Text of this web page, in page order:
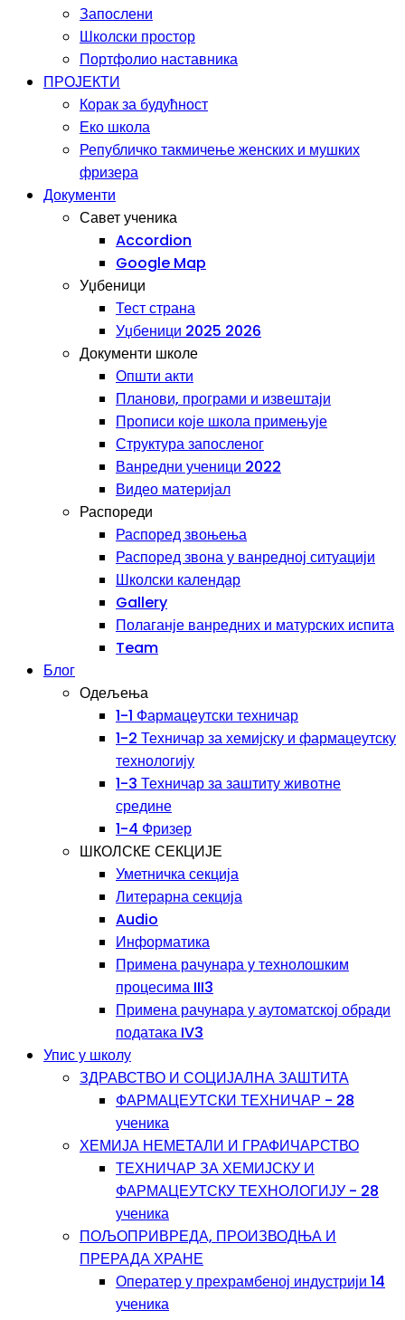
Запослени
Школски простор
Портфолио наставника
ПРОЈЕКТИ
Корак за будућност
Еко школа
Републичко такмичење женских и мушких
фризера
Документи
Савет ученика
Accordion
Google Map
Уџбеници
Тест страна
Уџбеници 2025 2026
Документи школе
Општи акти
Планови, програми и извештаји
Прописи које школа примењује
Структура запосленог
Ванредни ученици 2022
Видео материјал
Распореди
Распоред звоњења
Распоред звона у ванредној ситуацији
Школски календар
Gallery
Полаганје ванредних и матурских испита
Team
Блог
Одељења
1-1 Фармацеутски техничар
1-2 Техничар за хемијску и фармацеутску
технологију
1-3 Техничар за заштиту животне
средине
1-4 Фризер
ШКОЛСКЕ СЕКЦИЈЕ
Уметничка секција
Литерарна секција
Audio
Информатика
Примена рачунара у технолошким
процесима III3
Примена рачунара у аутоматској обради
података IV3
Упис у школу
ЗДРАВСТВО И СОЦИЈАЛНА ЗАШТИТА
ФАРМАЦЕУТСКИ ТЕХНИЧАР - 28
ученика
ХЕМИЈА НЕМЕТАЛИ И ГРАФИЧАРСТВО
ТЕХНИЧАР ЗА ХЕМИЈСКУ И
ФАРМАЦЕУТСКУ ТЕХНОЛОГИЈУ - 28
ученика
ПОЉОПРИВРЕДА, ПРОИЗВОДЊА И
ПРЕРАДА ХРАНЕ
Оператер у прехрамбеној индустрији 14
ученика